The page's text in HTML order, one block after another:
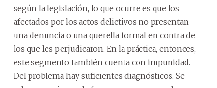
según la legislación, lo que ocurre es que los
afectados por los actos delictivos no presentan
una denuncia o una querella formal en contra de
los que les perjudicaron. En la práctica, entonces,
este segmento también cuenta con impunidad.
Del problema hay suficientes diagnósticos. Se